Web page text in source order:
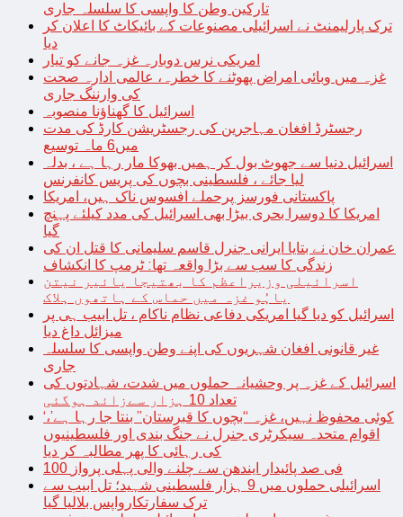
تارکین وطن کا واپسی کا سلسلہ جاری
ترک پارلیمنٹ نے اسرائیلی مصنوعات کے بائیکاٹ کا اعلان کر
دیا
امریکی نرس دوبارہ غزہ جانے کو تیار
غزہ میں وبائی امراض پھوٹنے کا خطرہ، عالمی ادارہ صحت
کی وارننگ جاری
اسرائیل کا گھناؤنا منصوبہ
رجسٹرڈ افغان مہاجرین کی رجسٹریشن کارڈ کی مدت
میں6 ماہ توسیع
اسرائیل دنیا سے جھوٹ بول کر ہمیں بھوکا مار رہا ہے ، بدلہ
لیا جائے ، فلسطینی بچوں کی پریس کانفرنس
پاکستانی فورسز پرحملے افسوس ناک ہیں، امریکا
امریکا کا دوسرا بحری بیڑا بھی اسرائیل کی مدد کیلئے پہنچ
گیا
عمران خان نے بتایا ایرانی جنرل قاسم سلیمانی کا قتل ان کی
زندگی کا سب سے بڑا واقعہ تھا: ٹرمپ کا انکشاف
اسرائیلی وزیراعظم کا بھتیجا یائیر نیتن
یاہُو غزہ میں حماس کے ہاتھوں ہلاک
اسرائیل کو دیا گیا امریکی دفاعی نظام ناکام ، تل ابیب ہی پر
میزائل داغ دیا
غیر قانونی افغان شہریوں کی اپنے وطن واپسی کا سلسلہ
جاری
اسرائیل کے غزہ پر وحشیانہ حملوں میں شدت، شہادتوں کی
تعداد 10 ہزار سےزائد ہوگئی
‘کوئی محفوظ نہیں، غزہ “بچوں کا قبرستان” بنتا جا رہا ہے’،
اقوام متحدہ سیکرٹری جنرل نے جنگ بندی اور فلسطینیوں
کی رہائی کا پھر مطالبہ کر دیا
100 فی صد پائیدار ایندھن سے چلنے والی پہلی پرواز
اسرائیلی حملوں میں 9 ہزار فلسطینی شہید؛ تل ابیب سے
ترک سفارتکارواپس بلالیا گیا